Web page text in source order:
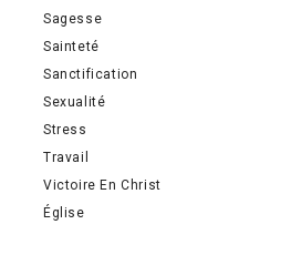
Sagesse
Sainteté
Sanctification
Sexualité
Stress
Travail
Victoire En Christ
Église